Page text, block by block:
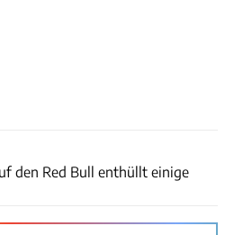
den Red Bull enthüllt einige